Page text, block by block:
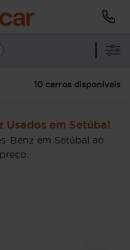
10 carros disponíveis
Usados em Setúbal
Benz em Setúbal ao